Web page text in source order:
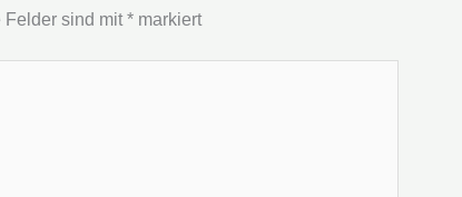
Felder sind mit * markiert